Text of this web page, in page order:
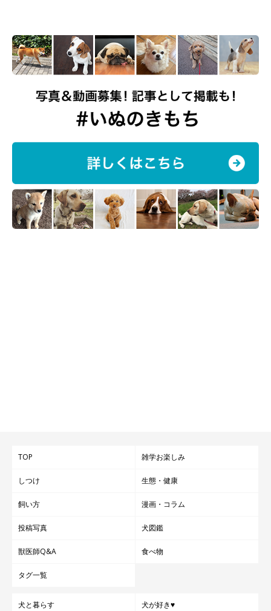
TOP 雑学お楽しみ
しつけ 生態・健康
飼い方 漫画・コラム
投稿写真 犬図鑑
獣医師Q&A 食べ物
タグ一覧
犬と暮らす 犬が好き♥